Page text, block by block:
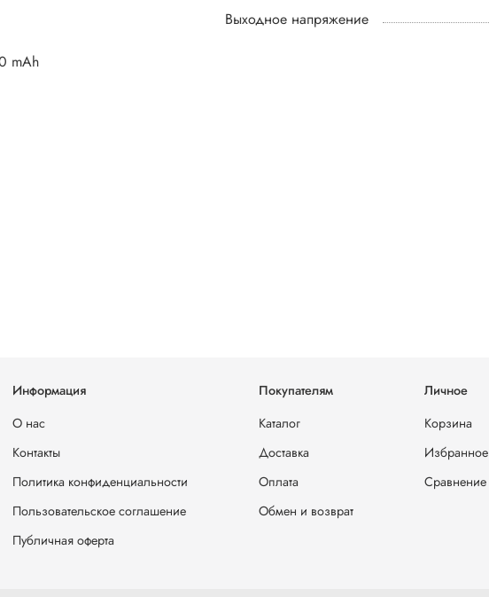
Выходное напряжение
mAh
Информация
О нас
Контакты
Политика конфиденциальности
Пользовательское соглашение
Публичная оферта
Покупателям
Каталог
Доставка
Оплата
Обмен и возврат
Личное
Корзина
Избранное
Сравнение